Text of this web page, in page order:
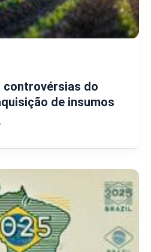
controvérsias do
de insumos